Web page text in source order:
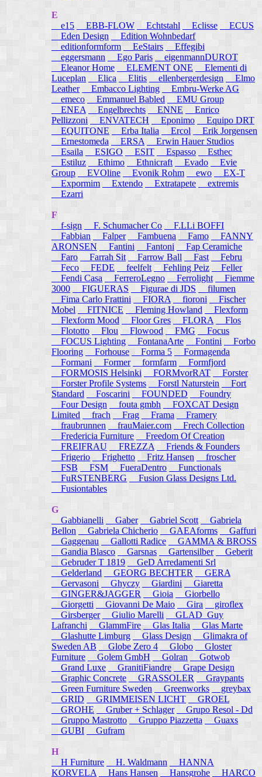
E
e15 EBB-FLOW Echtstahl Eclisse
ECUS
Eden Design
Edition Wohnbedarf
editionformform
EeStairs
Effegibi
eggersmann
Ego Paris
eigenmannDUROT
Eleanor Home
ELEMENT ONE
Elementi di
Luceplan
Elica Elitis ellenbergerdesign
Elmo
Leather
Embacco Lighting
Embru-Werke AG
emeco
Emmanuel Babled
EMU Group
ENEA
Engelbrechts ENNE
Enrico
Pellizzoni ENVATECH Eponimo
Equipo DRT
EQUITONE
Erba Italia Ercol
Erik Jorgensen
Ernestomeda
ERSA
Erwin Hauer Studios
Esaila
ESIGO ESIT Espasso
Esthec
Estiluz
Ethimo Ethnicraft Evado
Evie
Group
EVOline Evonik Rohm ewo
EX-T
Expormim
Extendo Extratapete
extremis
Ezarri
F
f-sign
F. Schumacher Co
F.LLi BOFFI
Fabbian
Falper Fambuena Famo
FANNY
ARONSEN
Fantini Fantoni
Fap Ceramiche
Faro
Farrah Sit Farrow Ball Fast
Febru
Feco
FEDE feelfelt Fehling Peiz
Feller
Fendi Casa
FerreroLegno Ferrolight
Fiemme
3000
FIGUERAS Figurae di JDS
filumen
Fima Carlo Frattini
FIORA fioroni
Fischer
Mobel
FITNICE Fleming Howland
Flexform
Flexform Mood
Floor Gres FLORA
Flos
Flototto
Flou Flowood FMG
Focus
FOCUS Lighting
FontanaArte Fontini
Forbo
Flooring
Forhouse Forma 5
Formagenda
Formani
Former formfarm
Formfjord
FORMOSIS Helsinki
FORMvorRAT
Forster
Forster Profile Systems
Forstl Naturstein
Fort
Standard
Foscarini FOUNDED
Foundry
Four Design
fouta gmbh
FOXCAT Design
Limited
frach Frag Frama
Framery
fraubrunnen
frauMaier.com
Frech Collection
Fredericia Furniture
Freedom Of Creation
FREIFRAU
FREZZA
Friends & Founders
Frigerio
Frighetto Fritz Hansen
froscher
FSB
FSM FueraDentro
Functionals
FuRSTENBERG
Fusion Glass Designs Ltd.
Fusiontables
G
Gabbianelli
Gaber Gabriel Scott
Gabriela
Bellon
Gabriela Chicherio GAEAforms
Gaffuri
Gaggenau
Gallotti Radice
GAMMA & BROSS
Gandia Blasco
Garsnas Gartensilber
Geberit
Gebruder T 1819
GeD Arredamenti Srl
Gelderland
GEORG BECHTER
GERA
Gervasoni
Ghyczy Giardini
Giaretta
GINGER&JAGGER
Gioia
Giorbello
Giorgetti
Giovanni De Maio Gira
giroflex
Girsberger
Giulio Marelli
GLAD_Guy
Lafranchi
GlammFire Glas Italia
Glas Marte
Glashutte Limburg
Glass Design
Glimakra of
Sweden AB
Globe Zero 4 Globo
Gloster
Furniture
Golem GmbH Golran
Gotwob
Grand Luxe
GranitiFiandre
Grape Design
Graphic Concrete
GRASSOLER
Graypants
Green Furniture Sweden
Greenworks
greybax
GRID
GRIMMEISEN LICHT
GROEL
GROHE
Gruber + Schlager
Grupo Resol - Dd
Gruppo Mastrotto
Gruppo Piazzetta
Guaxs
GUBI
Gufram
H
H Furniture
H. Waldmann
HANNA
KORVELA
Hans Hansen Hansgrohe HARCO